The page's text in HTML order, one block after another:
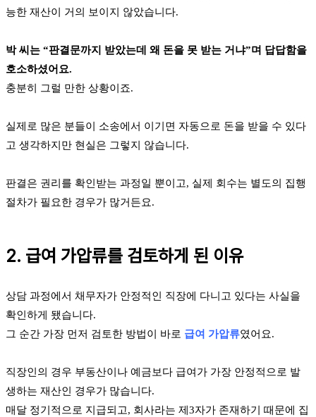
능한 재산이 거의 보이지 않았습니다.
박 씨는 “판결문까지 받았는데 왜 돈을 못 받는 거냐”며 답답함을
호소하셨어요.
충분히 그럴 만한 상황이죠.
실제로 많은 분들이 소송에서 이기면 자동으로 돈을 받을 수 있다
고 생각하지만 현실은 그렇지 않습니다.
판결은 권리를 확인받는 과정일 뿐이고, 실제 회수는 별도의 집행
절차가 필요한 경우가 많거든요.
2. 급여 가압류를 검토하게 된 이유
상담 과정에서 채무자가 안정적인 직장에 다니고 있다는 사실을
확인하게 됐습니다.
그 순간 가장 먼저 검토한 방법이 바로 급여 가압류였어요.
직장인의 경우 부동산이나 예금보다 급여가 가장 안정적으로 발
생하는 재산인 경우가 많습니다.
매달 정기적으로 지급되고, 회사라는 제3자가 존재하기 때문에 집